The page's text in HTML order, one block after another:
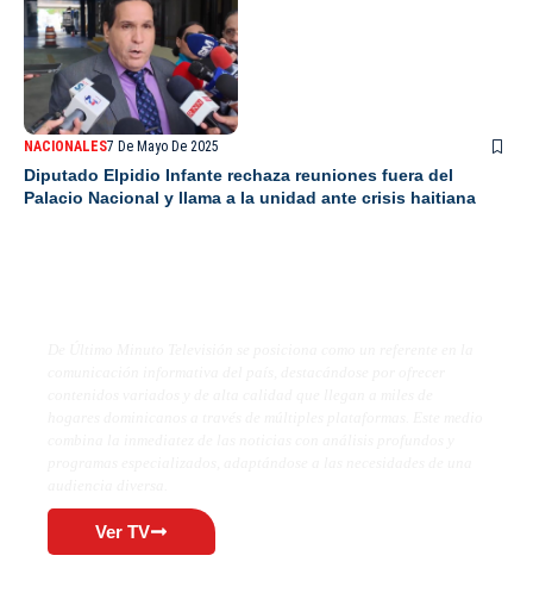
NACIONALES7 De Mayo De 2025
Diputado Elpidio Infante rechaza reuniones fuera del
Palacio Nacional y llama a la unidad ante crisis haitiana
Ver TV